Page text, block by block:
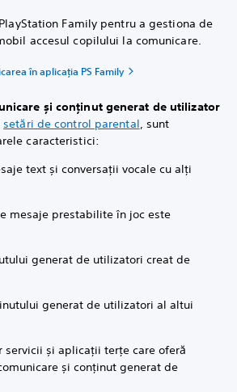
Family pentru a gestiona de
accesul copilului la comunicare.
în aplicația PS Family
și conținut generat de utilizator
setări de control parental , sunt
caracteristici:
text și conversații vocale cu alți
mesaje prestabilite în joc este
generat de utilizatori creat de
generat de utilizatori al altui
servicii și aplicații terțe care oferă
și conținut generat de